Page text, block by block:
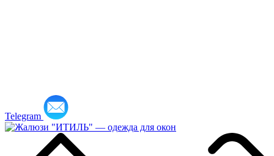
Telegram